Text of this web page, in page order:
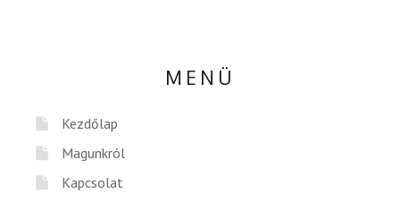
MENÜ
Kezdőlap
Magunkról
Kapcsolat